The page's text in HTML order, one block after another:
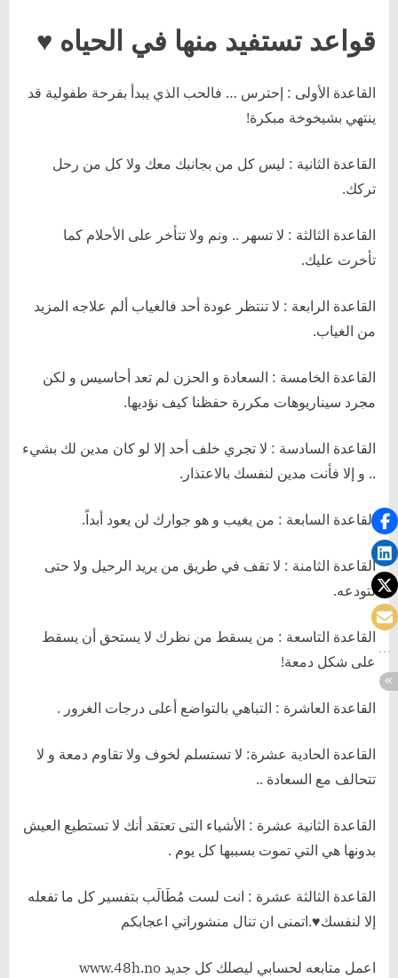
قواعد تستفيد منها في الحياه ♥
القاعدة الأولى : إحترس … فالحب الذي يبدأ بفرحة طفولية قد
ينتهي بشيخوخة مبكرة!
القاعدة الثانية : ليس كل من بجانبك معك ولا كل من رحل
تركك.
القاعدة الثالثة : لا تسهر .. ونم ولا تتأخر على الأحلام كما
تأخرت عليك.
القاعدة الرابعة : لا تنتظر عودة أحد فالغياب ألم علاجه المزيد
من الغياب.
القاعدة الخامسة : السعادة و الحزن لم تعد أحاسيس و لكن
مجرد سيناريوهات مكررة حفظنا كيف نؤديها.
القاعدة السادسة : لا تجري خلف أحد إلا لو كان مدين لك بشيء
.. و إلا فأنت مدين لنفسك بالاعتذار.
القاعدة السابعة : من يغيب و هو جوارك لن يعود أبداً.
القاعدة الثامنة : لا تقف في طريق من يريد الرحيل ولا حتى
لتودعه.
القاعدة التاسعة : من يسقط من نظرك لا يستحق أن يسقط
على شكل دمعة!
القاعدة العاشرة : التباهي بالتواضع أعلى درجات الغرور .
القاعدة الحادية عشرة: لا تستسلم لخوف ولا تقاوم دمعة و لا
تتحالف مع السعادة ..
القاعدة الثانية عشرة : الأشياء التى تعتقد أنك لا تستطيع العيش
بدونها هي التي تموت بسببها كل يوم .
القاعدة الثالثة عشرة : انت لست مُطَالَب بتفسير كل ما تفعله
إلا لنفسك♥.اتمنى ان تنال منشوراتي اعجابكم
اعمل متابعه لحسابي ليصلك كل جديد www.48h.no